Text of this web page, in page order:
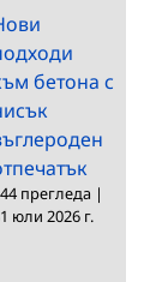
бетона с
прегледа |
юли 2026 г.